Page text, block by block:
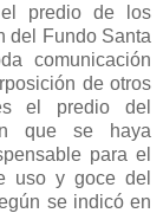
predio de los
del Fundo Santa
comunicación
de otros
el predio del
que se haya
para el
uso y goce del
se indicó en